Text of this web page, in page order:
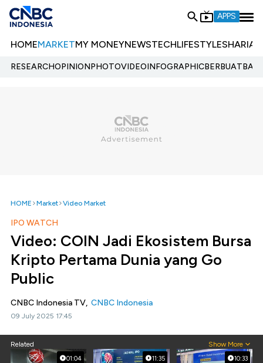
APPS
HOMEMARKETMY MONEYNEWSTECHLIFESTYLESHARIA
RESEARCHOPINIONPHOTOVIDEOINFOGRAPHIC
HOME Market Video Market
IPO WATCH
Video: COIN Jadi Ekosistem Bursa
Kripto Pertama Dunia yang Go
Public
CNBC Indonesia TV, CNBC Indonesia
09 July 2025 17:45
Related Show More
01:04 11:35 10:33